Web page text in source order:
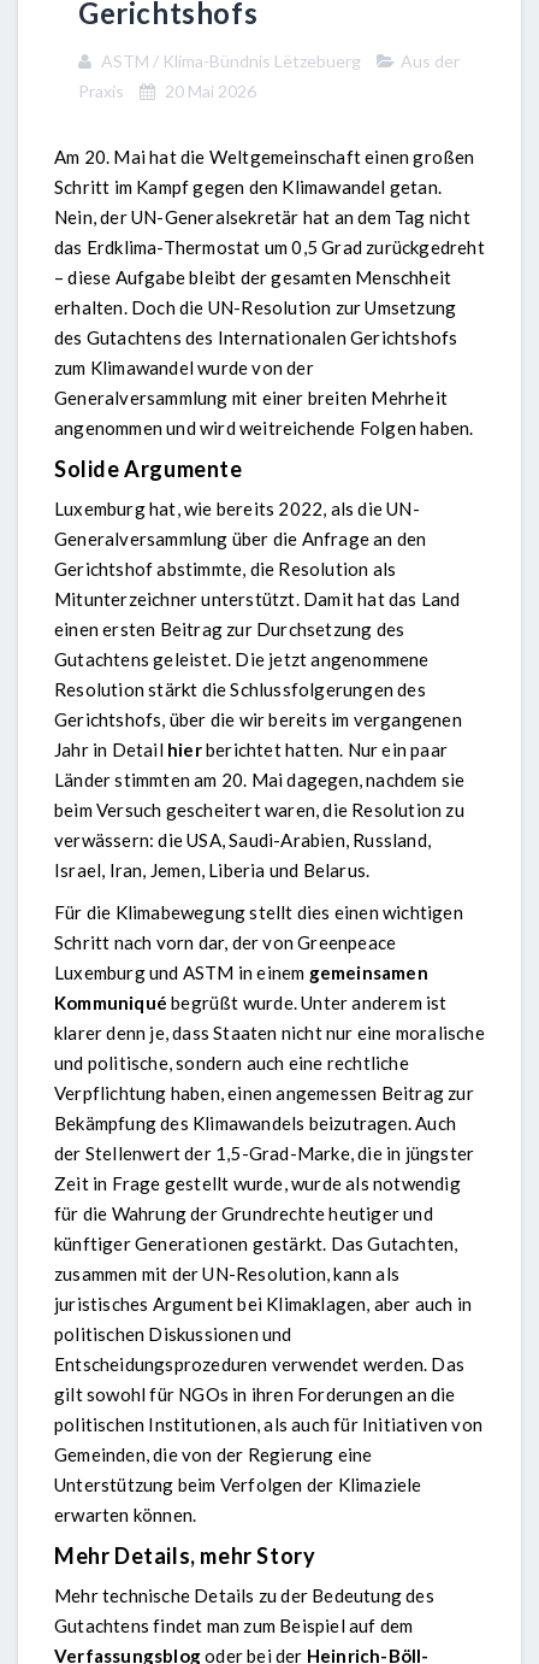
Gerichtshofs
ASTM / Klima-Bündnis Lëtzebuerg
Aus der
Praxis
20 Mai 2026
Am 20. Mai hat die Weltgemeinschaft einen großen
Schritt im Kampf gegen den Klimawandel getan.
Nein, der UN-Generalsekretär hat an dem Tag nicht
das Erdklima-Thermostat um 0,5 Grad zurückgedreht
– diese Aufgabe bleibt der gesamten Menschheit
erhalten. Doch die UN-Resolution zur Umsetzung
des Gutachtens des Internationalen Gerichtshofs
zum Klimawandel wurde von der
Generalversammlung mit einer breiten Mehrheit
angenommen und wird weitreichende Folgen haben.
Solide Argumente
Luxemburg hat, wie bereits 2022, als die UN-
Generalversammlung über die Anfrage an den
Gerichtshof abstimmte, die Resolution als
Mitunterzeichner unterstützt. Damit hat das Land
einen ersten Beitrag zur Durchsetzung des
Gutachtens geleistet. Die jetzt angenommene
Resolution stärkt die Schlussfolgerungen des
Gerichtshofs, über die wir bereits im vergangenen
Jahr in Detail hierberichtet hatten. Nur ein paar
Länder stimmten am 20. Mai dagegen, nachdem sie
beim Versuch gescheitert waren, die Resolution zu
verwässern: die USA, Saudi-Arabien, Russland,
Israel, Iran, Jemen, Liberia und Belarus.
Für die Klimabewegung stellt dies einen wichtigen
Schritt nach vorn dar, der von Greenpeace
Luxemburg und ASTM in einem gemeinsamen
Kommuniqué begrüßt wurde. Unter anderem ist
klarer denn je, dass Staaten nicht nur eine moralische
und politische, sondern auch eine rechtliche
Verpflichtung haben, einen angemessen Beitrag zur
Bekämpfung des Klimawandels beizutragen. Auch
der Stellenwert der 1,5-Grad-Marke, die in jüngster
Zeit in Frage gestellt wurde, wurde als notwendig
für die Wahrung der Grundrechte heutiger und
künftiger Generationen gestärkt. Das Gutachten,
zusammen mit der UN-Resolution, kann als
juristisches Argument bei Klimaklagen, aber auch in
politischen Diskussionen und
Entscheidungsprozeduren verwendet werden. Das
gilt sowohl für NGOs in ihren Forderungen an die
politischen Institutionen, als auch für Initiativen von
Gemeinden, die von der Regierung eine
Unterstützung beim Verfolgen der Klimaziele
erwarten können.
Mehr Details, mehr Story
Mehr technische Details zu der Bedeutung des
Gutachtens findet man zum Beispiel auf dem
Verfassungsblogoder bei der Heinrich-Böll-